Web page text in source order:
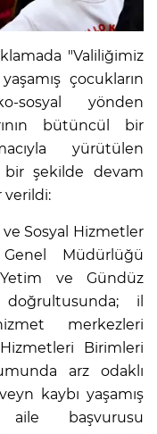
"Valiliğimiz
çocukların
sosyal yönden
bütüncül bir
yürütülen
bir şekilde devam
ve Sosyal Hizmetler
Müdürlüğü
ve Gündüz
doğrultusunda; il
merkezleri
Birimleri
arz odaklı
kaybı yaşamış
başvurusu